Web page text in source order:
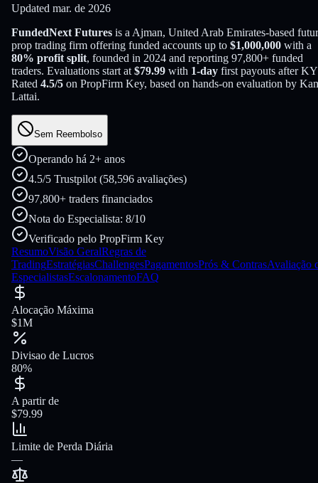
Updated mar. de 2026
FundedNext Futures is a Ajman, United Arab Emirates-based
prop trading firm offering funded accounts up to $1,000,000 with a
80% profit split, founded in 2024 and reporting 97,800+ funded
traders. Evaluations start at $79.99 with 1-day first payouts after
Rated 4.5/5 on PropFirm Key, based on hands-on evaluation by
Lattai.
Sem Reembolso
Operando há 2+ anos
4.5/5 Trustpilot (58,596 avaliações)
97,800+ traders financiados
Nota do Especialista: 8/10
Verificado pelo PropFirm Key
ResumoVisão GeralRegras de
TradingEstratégiasChallengesPagamentosPrós & ContrasAvaliação
EspecialistasEscalonamentoFAQ
Alocação Máxima
$1M
Divisao de Lucros
80%
A partir de
$79.99
Limite de Perda Diária
—